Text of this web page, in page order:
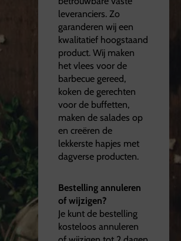
leveranciers. Zo
garanderen wij een
kwalitatief hoogstaand
product. Wij maken
het vlees voor de
barbecue gereed,
koken de gerechten
voor de buffetten,
maken de salades op
en creëren de
lekkerste hapjes met
dagverse producten.
Bestelling annuleren
of wijzigen?
Je kunt de bestelling
kosteloos annuleren